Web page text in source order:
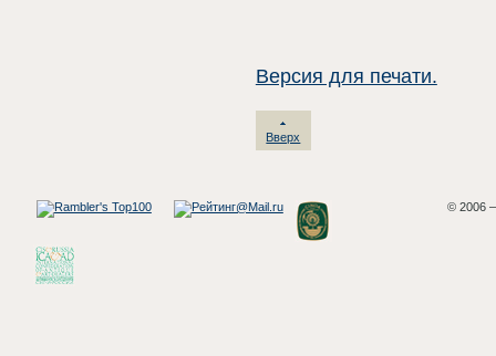
Версия для печати.
Вверх
© 2006